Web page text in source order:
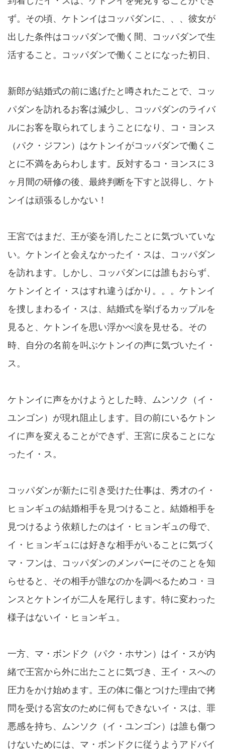
ず。その頃、ケトンイはコッパダンに、、、彼女が
出した条件はコッパダンで働く間、コッパダンで生
活すること。コッパダンで働くことになった初日、
新郎が結婚式の前に逃げたと噂されたことで、コッ
パダンを訪れるお客は減少し、コッパダンのライバ
ルにお客を取られてしまうことになり、コ・ヨンス
（パク・ジフン）はケトンイがコッパダンで働くこ
とに不満をあらわします。反対するコ・ヨンスに３
ヶ月間の研修の後、最終判断を下すと説得し、ケト
ンイは頑張るしかない！
王宮ではまだ、王が姿を消したことに気づいていな
い。ケトンイと会えなかったイ・スは、コッパダン
を訪れます。しかし、コッパダンには誰もおらず、
ケトンイとイ・スはすれ違うばかり。。。ケトンイ
を捜しまわるイ・スは、結婚式を挙げるカップルを
見ると、ケトンイを思い浮かべ涙を見せる。その
時、自分の名前を叫ぶケトンイの声に気づいたイ・
ス。
ケトンイに声をかけようとした時、ムンソク（イ・
ユンゴン）が現れ阻止します。目の前にいるケトン
イに声を変えることができず、王宮に戻ることにな
ったイ・ス。
コッパダンが新たに引き受けた仕事は、秀才のイ・
ヒョンギュの結婚相手を見つけること。結婚相手を
見つけるよう依頼したのはイ・ヒョンギュの母で、
イ・ヒョンギュには好きな相手がいることに気づく
マ・フンは、コッパダンのメンバーにそのことを知
らせると、その相手が誰なのかを調べるためコ・ヨ
ンスとケトンイが二人を尾行します。特に変わった
様子はないイ・ヒョンギュ。
一方、マ・ボンドク（パク・ホサン）はイ・スが内
緒で王宮から外に出たことに気づき、王イ・スへの
圧力をかけ始めます。王の体に傷とつけた理由で拷
問を受ける宮女のために何もできないイ・スは、罪
悪感を持ち、ムンソク（イ・ユンゴン）は誰も傷つ
けないためには、マ・ボンドクに従うようアドバイ